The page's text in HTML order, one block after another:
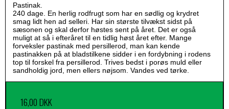
Pastinak.
240 dage. En herlig rodfrugt som har en sødlig og krydret
smag lidt hen ad selleri. Har sin største tilvækst sidst på
sæsonen og skal derfor høstes sent på året. Det er også
muligt at så i efteråret til en tidlig høst året efter. Mange
forveksler pastinak med persillerod, man kan kende
pastinakken på at bladstilkene sidder i en fordybning i rodens
top til forskel fra persillerod. Trives bedst i porøs muld eller
sandholdig jord, men ellers nøjsom. Vandes ved tørke.
16,00 DKK